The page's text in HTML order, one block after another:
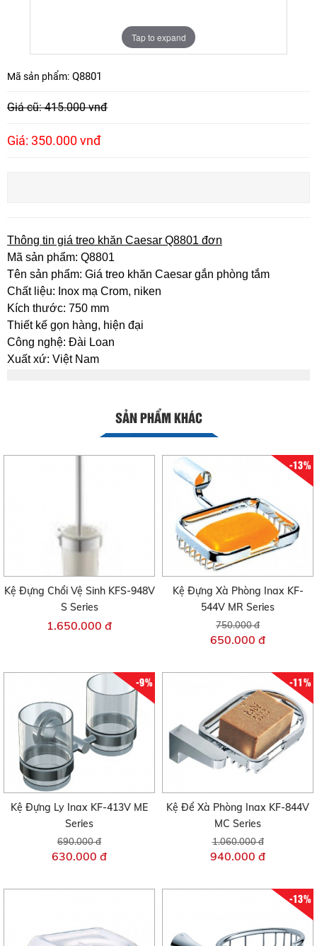
Tap to expand
Mã sản phẩm: Q8801
Giá cũ: 415.000 vnđ
Giá: 350.000 vnđ
Thông tin giá treo khăn Caesar Q8801 đơn
Mã sản phẩm: Q8801
Tên sản phẩm: Giá treo khăn Caesar gắn phòng tắm
Chất liệu: Inox mạ Crom, niken
Kích thước: 750 mm
Thiết kế gọn hàng, hiện đại
Công nghệ: Đài Loan
Xuất xứ: Việt Nam
SẢN PHẨM KHÁC
Kệ Đựng Chổi Vệ Sinh KFS-948V
S Series
1.650.000 đ
-13%
Kệ Đựng Xà Phòng Inax KF-
544V MR Series
750.000 đ
650.000 đ
-9%
Kệ Đựng Ly Inax KF-413V ME
Series
690.000 đ
630.000 đ
-11%
Kệ Để Xà Phòng Inax KF-844V
MC Series
1.060.000 đ
940.000 đ
-13%